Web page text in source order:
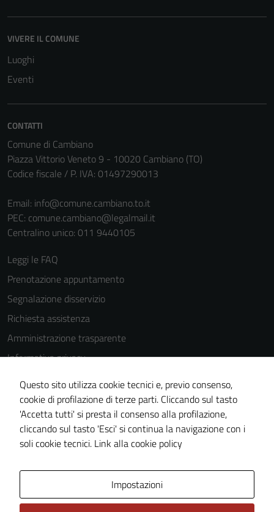
VIVERE IL COMUNE
Luoghi
Eventi
CONTATTI
Comune di Cambiano
Piazza Vittorio Veneto 9 - 10020 Cambiano (TO)
Codice fiscale / P. IVA: 01497290013
Email: info@comune.cambiano.to.it
PEC: comune.cambiano@legalmail.it
Centralino unico: 011 9440105
Leggi le FAQ
Prenotazione appuntamento
Segnalazione disservizio
Richiesta assistenza
Amministrazione trasparente
Informativa privacy
Cookie Policy
Note legali
Dichiarazione di accessibilità
Piano di miglioramento del sito
Questo sito utilizza cookie tecnici e, previo consenso,
cookie di profilazione di terze parti. Cliccando sul tasto
'Accetta tutti' si presta il consenso alla profilazione,
cliccando sul tasto 'Esci' si continua la navigazione con i
soli cookie tecnici. Link alla cookie policy
Impostazioni
del sito e non
essere
disabilitati.
Questi cookie
non raccolgono
informazioni